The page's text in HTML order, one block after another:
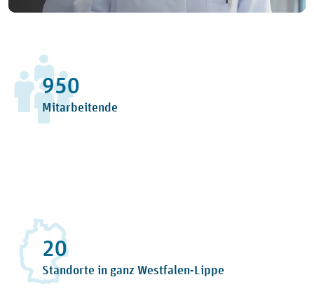
1052
Mitarbeitende
22
Standorte in ganz Westfalen-Lippe